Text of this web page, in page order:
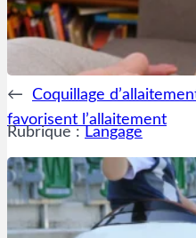
←
Coquillage
favorisent l’allaitement
Rubrique : Langage